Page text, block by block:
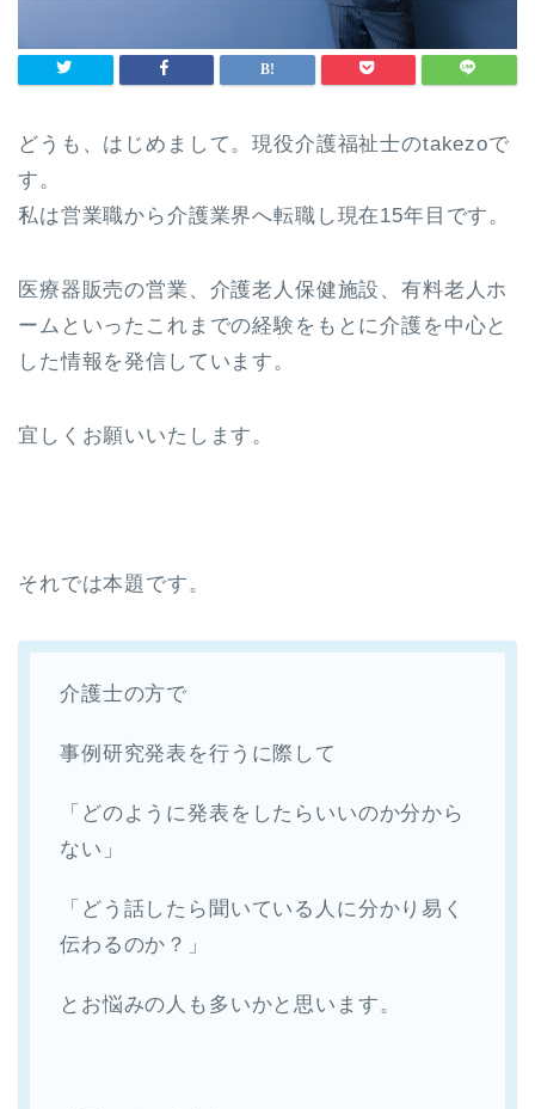
どうも、はじめまして。現役介護福祉士のtakezoで
す。
私は営業職から介護業界へ転職し現在15年目です。
医療器販売の営業、介護老人保健施設、有料老人ホ
ームといったこれまでの経験をもとに介護を中心と
した情報を発信しています。
宜しくお願いいたします。
それでは本題です。
介護士の方で
事例研究発表を行うに際して
「どのように発表をしたらいいのか分から
ない」
「どう話したら聞いている人に分かり易く
伝わるのか？」
とお悩みの人も多いかと思います。